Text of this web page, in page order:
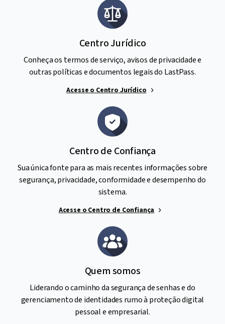
Centro Jurídico
Conheça os termos de serviço, avisos de privacidade e
outras políticas e documentos legais do LastPass.
Acesse o Centro Jurídico
Centro de Confiança
Sua única fonte para as mais recentes informações sobre
segurança, privacidade, conformidade e desempenho do
sistema.
Acesse o Centro de Confiança
Quem somos
Liderando o caminho da segurança de senhas e do
gerenciamento de identidades rumo à proteção digital
pessoal e empresarial.